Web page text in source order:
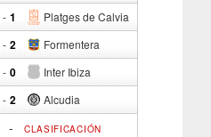
- Platges de Calvia
1
- Formentera
2
- Inter Ibiza
0
- Alcudia
2
- CLASIFICACIÓN